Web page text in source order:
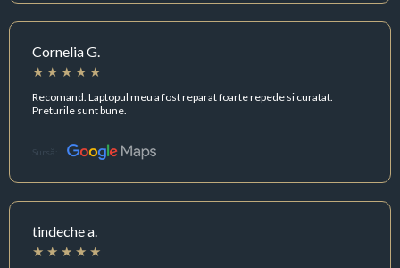
Cornelia G.
Recomand. Laptopul meu a fost reparat foarte repede si curatat.
Preturile sunt bune.
Sursă:
tindeche a.